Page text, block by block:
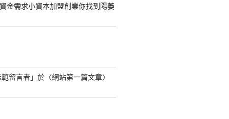
金需求小資本加盟創業你找到陽萎
留言者」於〈網站第一篇文章〉